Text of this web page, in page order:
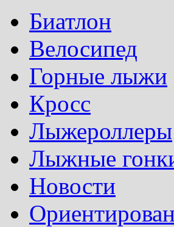
Биатлон
Велосипед
Горные лыжи
Кросс
Лыжероллеры
Лыжные
Новости